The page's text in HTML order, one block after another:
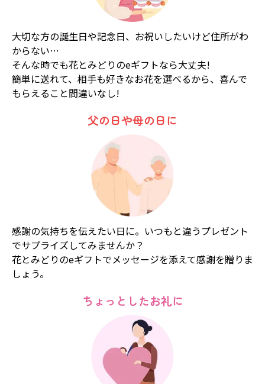
大切な方の誕生日や記念日、お祝いしたいけど住所がわ
からない…
そんな時でも花とみどりのeギフトなら大丈夫!
簡単に送れて、相手も好きなお花を選べるから、喜んで
もらえること間違いなし!
父の日や母の日に
感謝の気持ちを伝えたい日に。いつもと違うプレゼント
でサプライズしてみませんか？
花とみどりのeギフトでメッセージを添えて感謝を贈りま
しょう。
ちょっとしたお礼に